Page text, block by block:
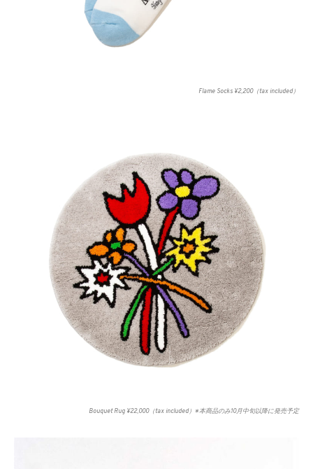
Flame Socks ¥2,200（tax included）
Bouquet Rug ¥22,000（tax included）※本商品のみ10月中旬以降に発売予定